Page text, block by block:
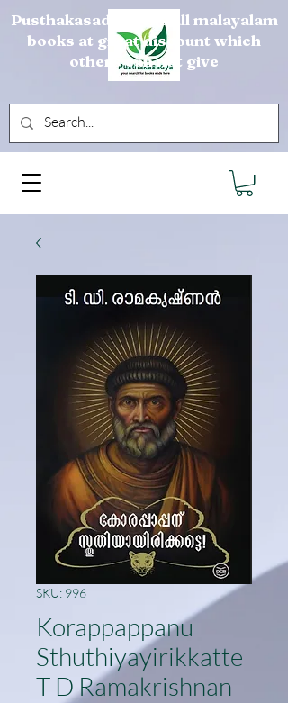
Pusthakasadya sells all malayalam
books at great discount which
others can not give
SKU: 996
Korappappanu
Sthuthiyayirikkatte
T D Ramakrishnan